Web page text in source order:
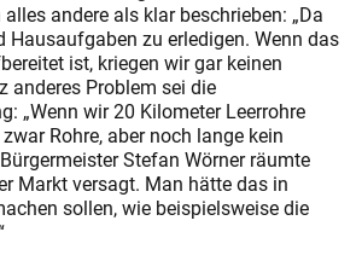
andere als klar beschrieben: „Da
Hausaufgaben zu erledigen. Wenn das
ist, kriegen wir gar keinen
anderes Problem sei die
„Wenn wir 20 Kilometer Leerrohre
Rohre, aber noch lange kein
Stefan Wörner räumte
Markt versagt. Man hätte das in
sollen, wie beispielsweise die